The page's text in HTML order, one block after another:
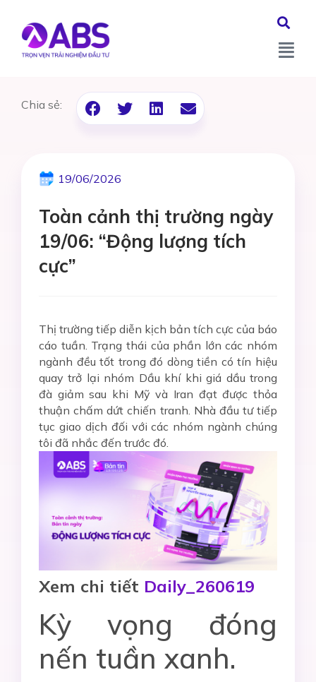
Chia sẻ:
19/06/2026
Toàn cảnh thị trường ngày
19/06: “Động lượng tích
cực”
Thị trường tiếp diễn kịch bản tích cực của báo
cáo tuần. Trạng thái của phần lớn các nhóm
ngành đều tốt trong đó dòng tiền có tín hiệu
quay trở lại nhóm Dầu khí khi giá dầu trong
đà giảm sau khi Mỹ và Iran đạt được thỏa
thuận chấm dứt chiến tranh. Nhà đầu tư tiếp
tục giao dịch đối với các nhóm ngành chúng
tôi đã nhắc đến trước đó.
Xem chi tiết Daily_260619
Kỳ vọng đóng
nến tuần xanh.